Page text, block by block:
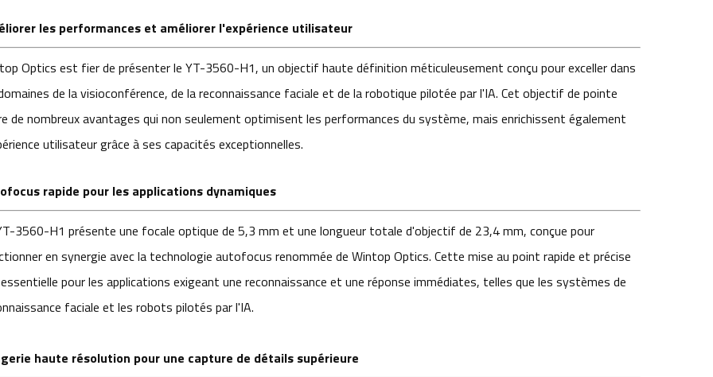
les performances et améliorer l'expérience utilisateur
Optics est fier de présenter le YT-3560-H1, un objectif haute définition méticuleusement conçu pour exceller dans
de la visioconférence, de la reconnaissance faciale et de la robotique pilotée par l'IA. Cet objectif de pointe
de nombreux avantages qui non seulement optimisent les performances du système, mais enrichissent également
utilisateur grâce à ses capacités exceptionnelles.
rapide pour les applications dynamiques
3560-H1 présente une focale optique de 5,3 mm et une longueur totale d'objectif de 23,4 mm, conçue pour
en synergie avec la technologie autofocus renommée de Wintop Optics. Cette mise au point rapide et précise
pour les applications exigeant une reconnaissance et une réponse immédiates, telles que les systèmes de
faciale et les robots pilotés par l'IA.
haute résolution pour une capture de détails supérieure